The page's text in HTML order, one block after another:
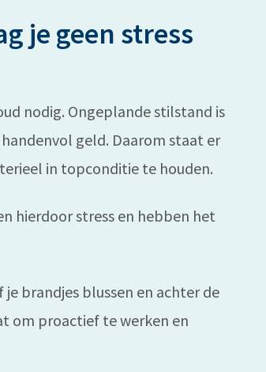
je geen stress
nodig. Ongeplande stilstand is
geld. Daarom staat er
in topconditie te houden.
hierdoor stress en hebben het
brandjes blussen en achter de
om proactief te werken en